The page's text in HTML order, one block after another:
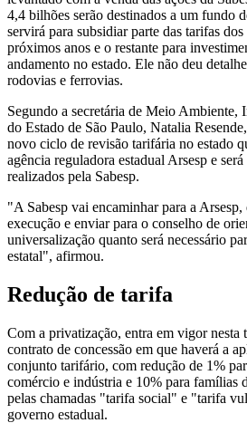
4,4 bilhões serão destinados a um fundo
servirá para subsidiar parte das tarifas
próximos anos e o restante para
andamento no estado. Ele não deu
rodovias e ferrovias.
Segundo a secretária de Meio Ambiente,
do Estado de São Paulo, Natalia
novo ciclo de revisão tarifária no estado
agência reguladora estadual Arsesp e
realizados pela Sabesp.
"A Sabesp vai encaminhar para a
execução e enviar para o conselho de
universalização quanto será necessário
estatal", afirmou.
Redução de tarifa
Com a privatização, entra em vigor nesta
contrato de concessão em que haverá a
conjunto tarifário, com redução de 1%
comércio e indústria e 10% para famílias
pelas chamadas "tarifa social" e "tarifa
governo estadual.